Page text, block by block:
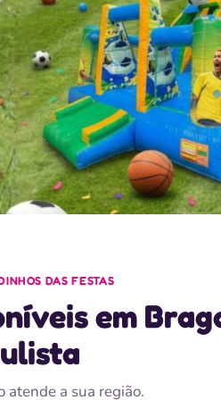
DAS FESTAS
em
atende a sua região.